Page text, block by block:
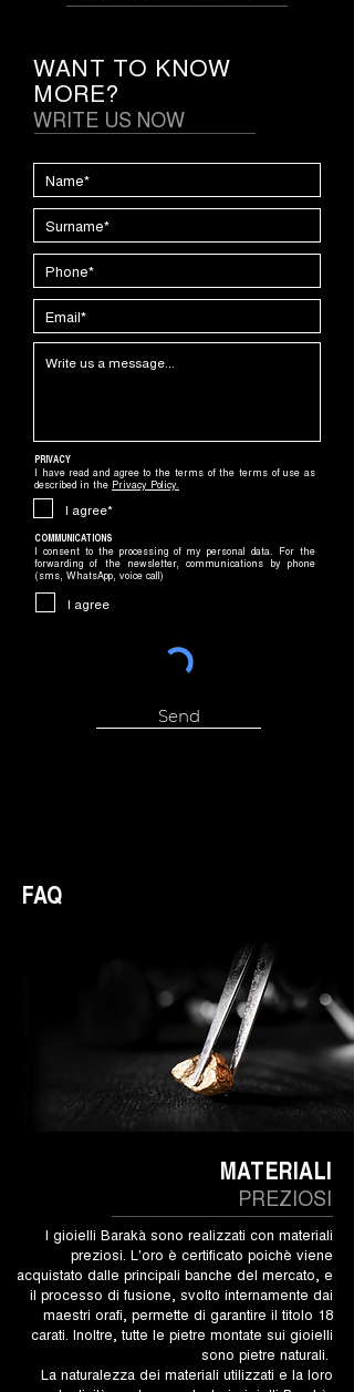
WANT TO KNOW
MORE?
WRITE US NOW
PRIVACY
I have read and agree to the terms of the terms of use as
described in the Privacy Policy.
I agree*
COMMUNICATIONS
I consent to the processing of my personal data. For the
forwarding of the newsletter, communications by phone
(sms, WhatsApp, voice call)
I agree
Send
FAQ
PREZIOSI
MATERIALI
I gioielli Barakà sono realizzati con materiali
preziosi. L'oro è certificato poichè viene
acquistato dalle principali banche del mercato, e
il processo di fusione, svolto internamente dai
maestri orafi, permette di garantire il titolo 18
carati. Inoltre, tutte le pietre montate sui gioielli
sono pietre naturali.
La naturalezza dei materiali utilizzati e la loro